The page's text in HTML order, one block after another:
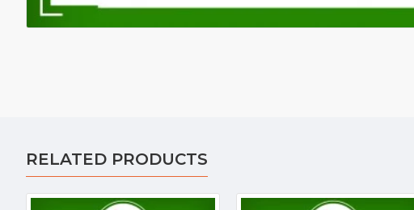
RELATED PRODUCTS